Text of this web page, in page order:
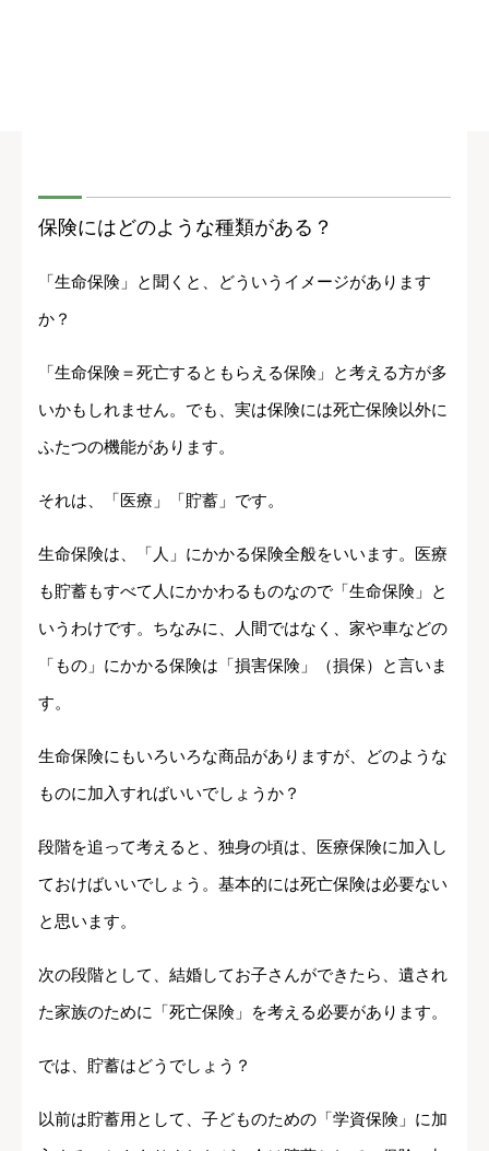
保険にはどのような種類がある？
「生命保険」と聞くと、どういうイメージがあります
か？
「生命保険＝死亡するともらえる保険」と考える方が多
いかもしれません。でも、実は保険には死亡保険以外に
ふたつの機能があります。
それは、「医療」「貯蓄」です。
生命保険は、「人」にかかる保険全般をいいます。医療
も貯蓄もすべて人にかかわるものなので「生命保険」と
いうわけです。ちなみに、人間ではなく、家や車などの
「もの」にかかる保険は「損害保険」（損保）と言いま
す。
生命保険にもいろいろな商品がありますが、どのような
ものに加入すればいいでしょうか？
段階を追って考えると、独身の頃は、医療保険に加入し
ておけばいいでしょう。基本的には死亡保険は必要ない
と思います。
次の段階として、結婚してお子さんができたら、遺され
た家族のために「死亡保険」を考える必要があります。
では、貯蓄はどうでしょう？
以前は貯蓄用として、子どものための「学資保険」に加